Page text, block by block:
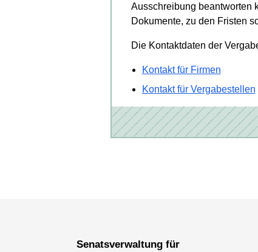
Ausschreibung beantworten
Dokumente, zu den Fristen
Die Kontaktdaten der
Kontakt für Firmen
Kontakt für Vergabestellen
Senatsverwaltung für